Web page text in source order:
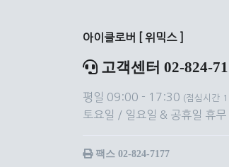
아이클로버 [ 위믹스 ]
고객센터 02-824-
평일 09:00 - 17:30 (점심시간
토요일 / 일요일 & 공휴일 휴무
팩스 02-824-7177